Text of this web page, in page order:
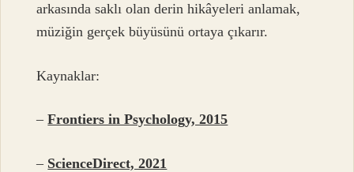
arkasında saklı olan derin hikâyeleri anlamak,
müziğin gerçek büyüsünü ortaya çıkarır.
Kaynaklar:
–Frontiers in Psychology, 2015
– ScienceDirect, 2021